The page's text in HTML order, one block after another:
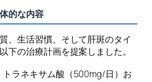
的な内容
、生活習慣、そして肝斑のタイ
下の治療計画を提案しました。
トラネキサム酸（500mg/日）お